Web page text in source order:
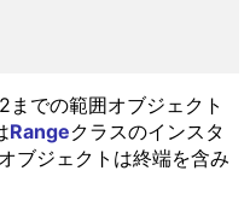
での範囲オブジェクト
Rangeクラスのインスタ
ブジェクトは終端を含み